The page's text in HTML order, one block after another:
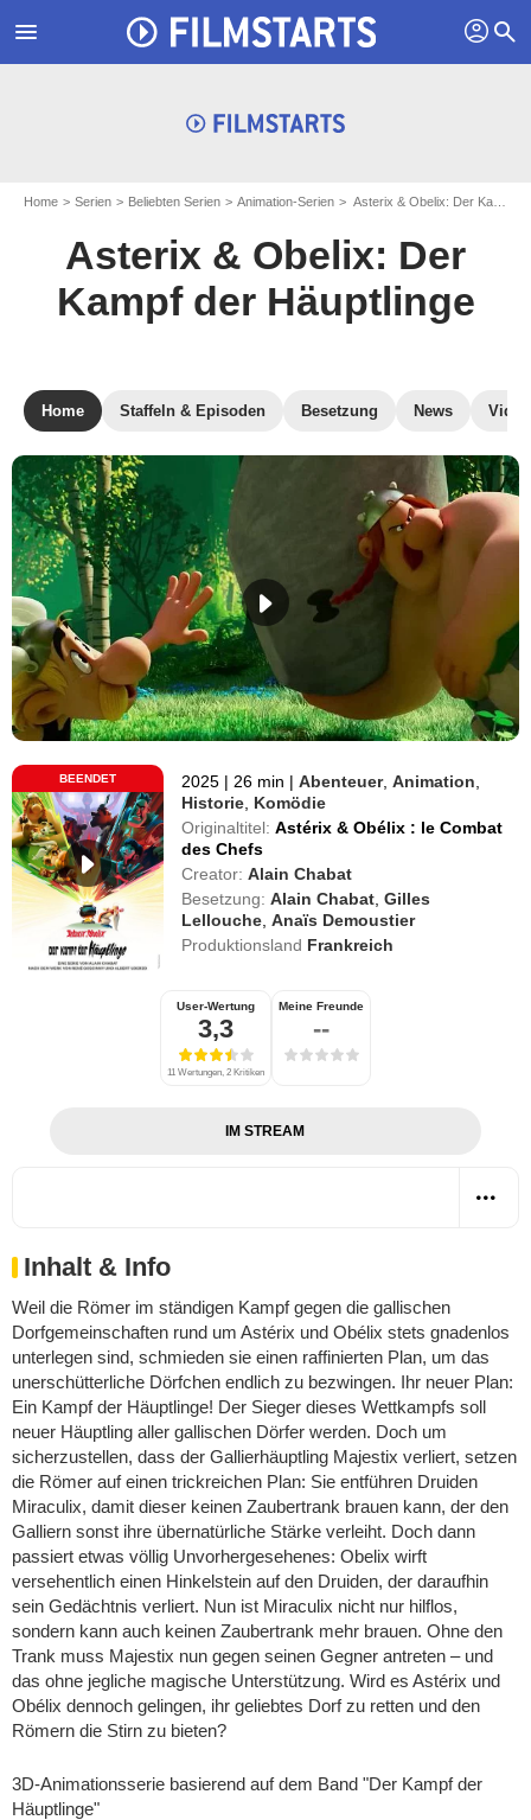
menu profil search
Home Serien Beliebten Serien Animation-Serien Asterix & Obelix: Der Kampf der Häuptlinge
Asterix & Obelix: Der
Kampf der Häuptlinge
Home Staffeln & Episoden Besetzung News
BEENDET 2025 | 26 min | Abenteuer,Animation
Historie Komödie
Originaltitel: Astérix & Obélix : le Combat
des Chefs
Creator: Alain Chabat
Besetzung: Alain Chabat ,Gilles
Lellouche ,Anaïs Demoustier
Produktionsland Frankreich
User-Wertung
3,3
11 Wertungen, 2 Kritiken
Meine Freunde
--
IM STREAM
Inhalt & Info
Weil die Römer im ständigen Kampf gegen die gallischen
Dorfgemeinschaften rund um Astérix und Obélix stets gnadenlos
unterlegen sind, schmieden sie einen raffinierten Plan, um das
unerschütterliche Dörfchen endlich zu bezwingen. Ihr neuer Plan:
Ein Kampf der Häuptlinge! Der Sieger dieses Wettkampfs soll
neuer Häuptling aller gallischen Dörfer werden. Doch um
sicherzustellen, dass der Gallierhäuptling Majestix verliert, setzen
die Römer auf einen trickreichen Plan: Sie entführen Druiden
Miraculix, damit dieser keinen Zaubertrank brauen kann, der den
Galliern sonst ihre übernatürliche Stärke verleiht. Doch dann
passiert etwas völlig Unvorhergesehenes: Obelix wirft
versehentlich einen Hinkelstein auf den Druiden, der daraufhin
sein Gedächtnis verliert. Nun ist Miraculix nicht nur hilflos,
sondern kann auch keinen Zaubertrank mehr brauen. Ohne den
Trank muss Majestix nun gegen seinen Gegner antreten – und
das ohne jegliche magische Unterstützung. Wird es Astérix und
Obélix dennoch gelingen, ihr geliebtes Dorf zu retten und den
Römern die Stirn zu bieten?
3D-Animationsserie basierend auf dem Band "Der Kampf der
Häuptlinge"